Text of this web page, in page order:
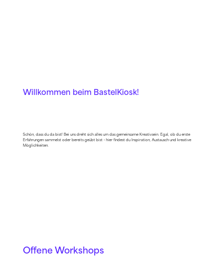
Willkommen beim BastelKiosk!
Schön, dass du da bist! Bei uns dreht sich alles um das gemeinsame Kreativsein. Egal, ob du erste
Erfahrungen sammelst oder bereits geübt bist – hier findest du Inspiration, Austausch und kreative
Möglichkeiten.
Offene Workshops